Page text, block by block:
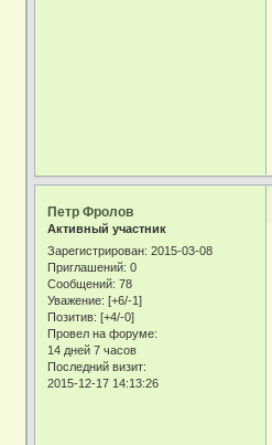
Петр Фролов
Активный участник
Зарегистрирован: 2015-03-08
Приглашений: 0
Сообщений: 78
Уважение: [+6/-1]
Позитив: [+4/-0]
Провел на форуме:
14 дней 7 часов
Последний визит:
2015-12-17 14:13:26